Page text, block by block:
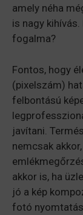
amely néha
is nagy
fogalma?
Fontos, hogy
(pixelszám)
felbontású
javítani.
nemcsak
akkor is, ha
jó a kép
fotó